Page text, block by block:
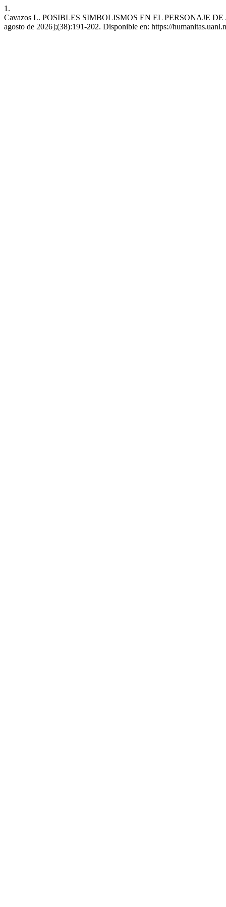
1.
Cavazos L. POSIBLES SIMBOLISMOS EN EL PERSONAJE DE
agosto de 2026];(38):191-202. Disponible en: https://